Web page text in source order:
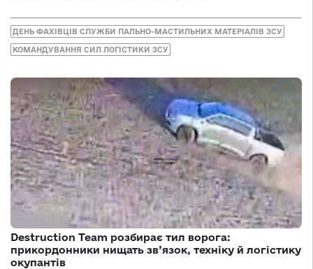
ДЕНЬ ФАХІВЦІВ СЛУЖБИ ПАЛЬНО-МАСТИЛЬНИХ МАТЕРІАЛІВ ЗСУ
КОМАНДУВАННЯ СИЛ ЛОГІСТИКИ ЗСУ
Destruction Team розбирає тил ворога:
прикордонники нищать зв’язок, техніку й логістику
окупантів